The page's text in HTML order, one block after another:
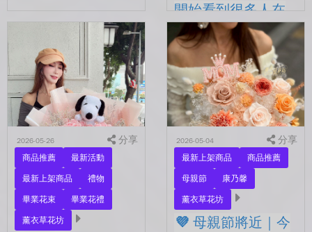
誰？ 是陪你走過每一天的
另一半，是一直默默支持你
的家人，還是那個努力生活
的自己？ 花，不一定要等
到特別的人才能收到。...
開始看到很多人在
拍照
💜 有些祝福，用一束花剛剛
好 💜 最近開始看到很多人
在拍照📷 穿著學士服、抱著
花束，笑著紀錄這段重要的
時光🤍 一路走到現在，一
定有很多不容易。 熬過考
試...
2026-05-26 分享
商品推薦
最新活動
最新上架商品
禮物
畢業花束
畢業花禮
薰衣草花坊
2026-05-04 分享
最新上架商品
商品推薦
母親節
康乃馨
薰衣草花坊
💜 母親節將近｜今